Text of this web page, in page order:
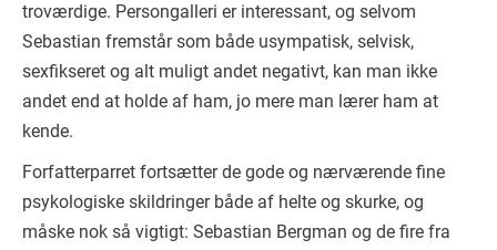
troværdige. Persongalleri er interessant, og selvom
Sebastian fremstår som både usympatisk, selvisk,
sexfikseret og alt muligt andet negativt, kan man ikke
andet end at holde af ham, jo mere man lærer ham at
kende.
Forfatterparret fortsætter de gode og nærværende fine
psykologiske skildringer både af helte og skurke, og
måske nok så vigtigt: Sebastian Bergman og de fire fra